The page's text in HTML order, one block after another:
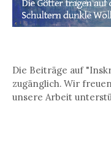
Die Beiträge auf
zugänglich. Wir
unsere Arbeit